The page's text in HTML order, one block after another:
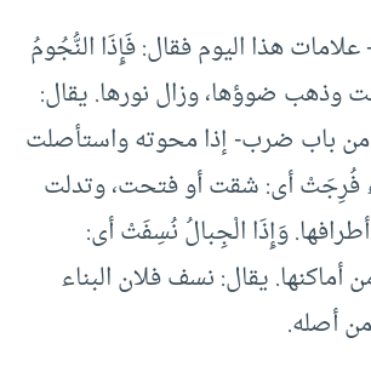
هذا اليوم فقال: فَإِذَا النُّجُومُ
ضوؤها، وزال نورها. يقال:
باب ضرب- إذا محوته واستأصلت
فُرِجَتْ أى: شقت أو فتحت، وتدلت
وَإِذَا الْجِبالُ نُسِفَتْ أى:
أماكنها. يقال: نسف فلان البناء
أصله.